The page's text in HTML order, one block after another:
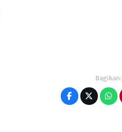
Bagikan: